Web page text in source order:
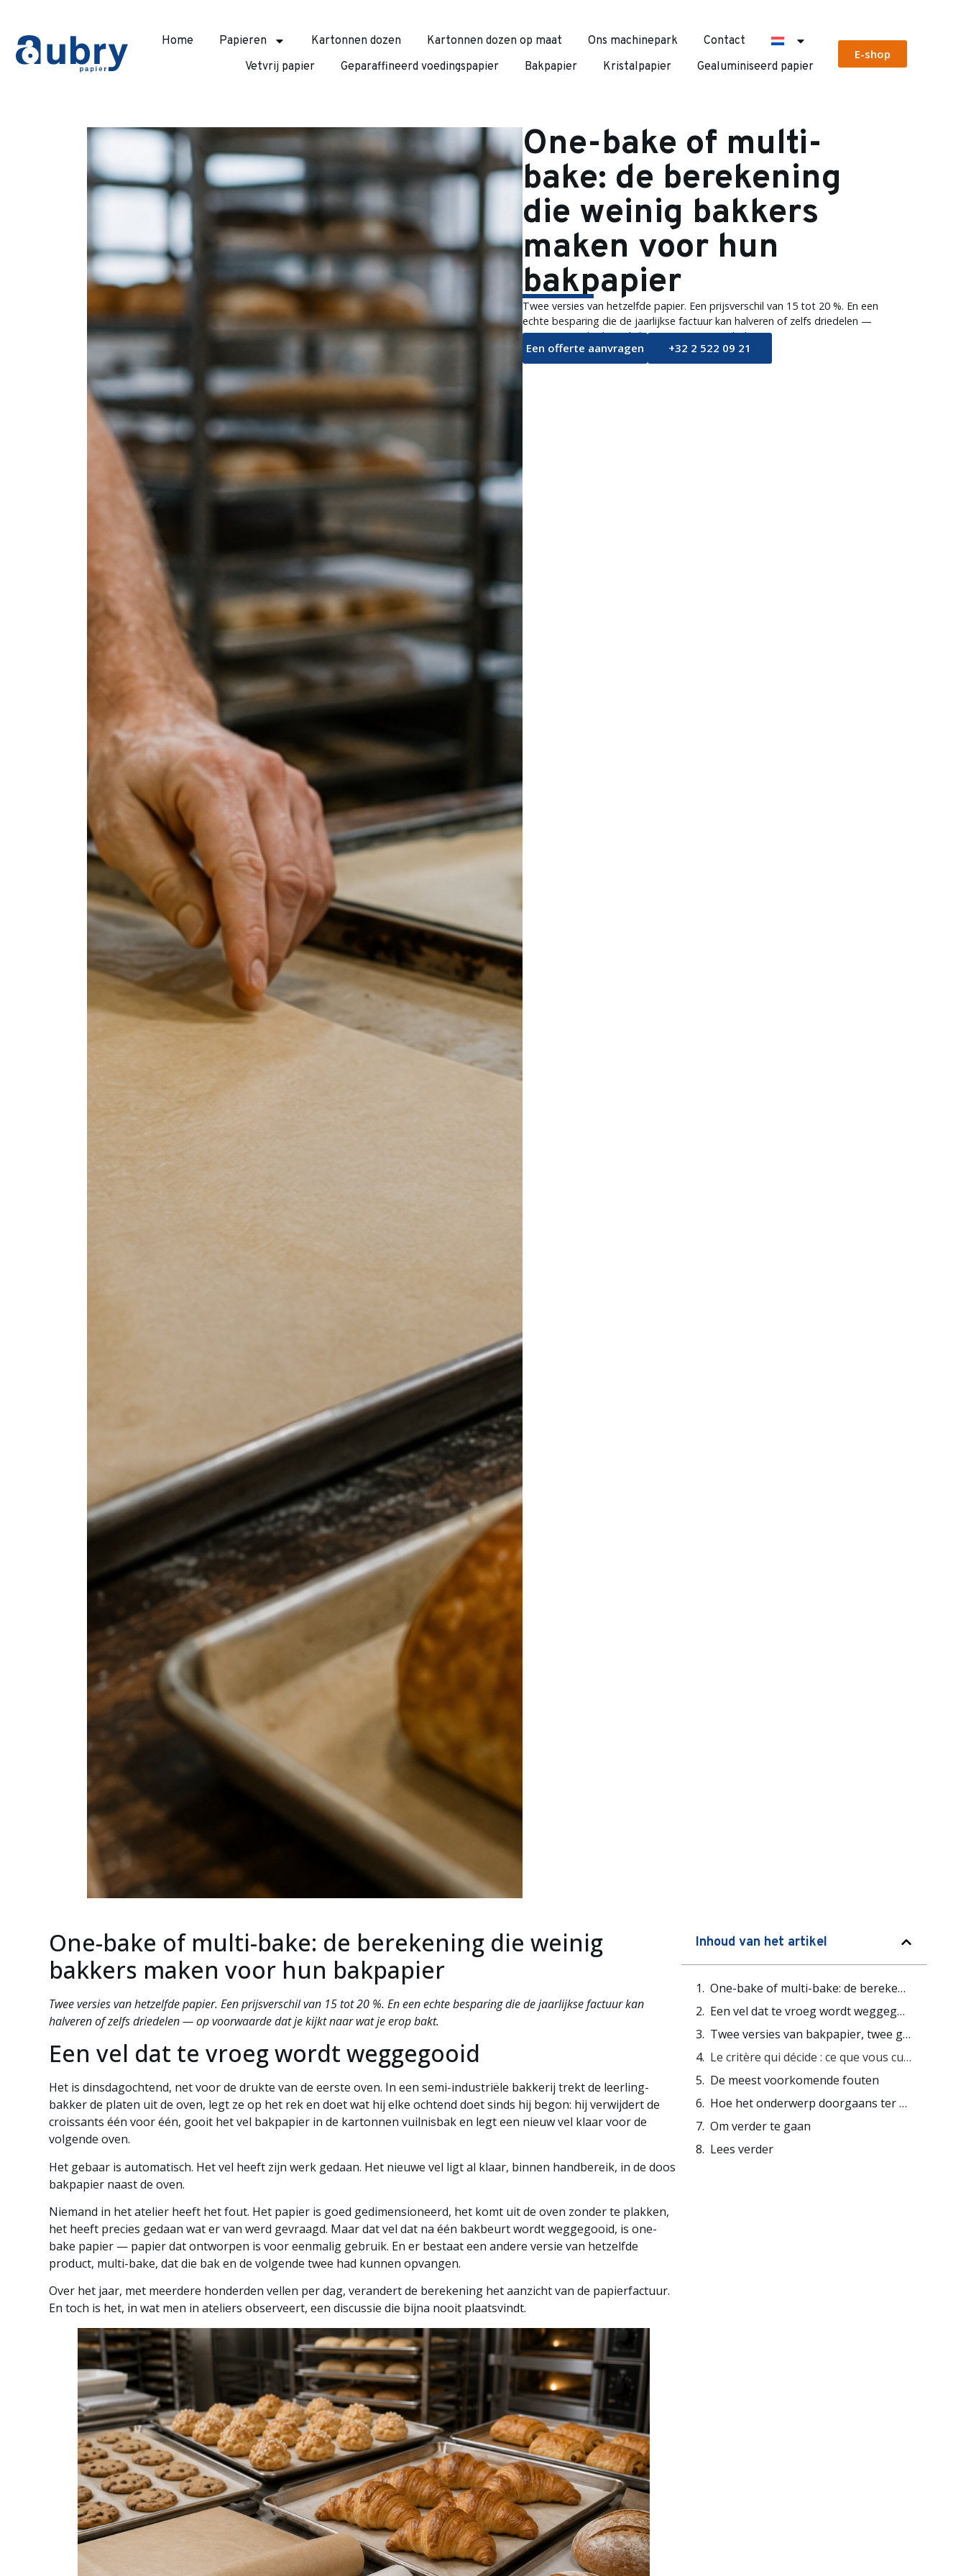
Home Papieren Kartonnen dozen Kartonnen dozen op maat Ons machinepark
Contact
Vetvrij papier
Geparaffineerd voedingspapier Bakpapier Kristalpapier Gealuminiseerd papier
E-shop
One-bake of multi-
bake: de berekening
die weinig bakkers
maken voor hun
bakpapier
Twee versies van hetzelfde papier. Een prijsverschil van 15 tot 20 %. En een
echte besparing die de jaarlijkse factuur kan halveren of zelfs driedelen —
op voorwaarde dat je kijkt naar wat je erop bakt.
Een offerte aanvragen +32 2 522 09 21
One-bake of multi-bake: de berekening die weinig
bakkers maken voor hun bakpapier
Twee versies van hetzelfde papier. Een prijsverschil van 15 tot 20 %. En een echte besparing die de jaarlijkse factuur kan
halveren of zelfs driedelen — op voorwaarde dat je kijkt naar wat je erop bakt.
Een vel dat te vroeg wordt weggegooid
Het is dinsdagochtend, net voor de drukte van de eerste oven. In een semi-industriële bakkerij trekt de leerling-
bakker de platen uit de oven, legt ze op het rek en doet wat hij elke ochtend doet sinds hij begon: hij verwijdert de
croissants één voor één, gooit het vel bakpapier in de kartonnen vuilnisbak en legt een nieuw vel klaar voor de
volgende oven.
Het gebaar is automatisch. Het vel heeft zijn werk gedaan. Het nieuwe vel ligt al klaar, binnen handbereik, in de doos
bakpapier naast de oven.
Niemand in het atelier heeft het fout. Het papier is goed gedimensioneerd, het komt uit de oven zonder te plakken,
het heeft precies gedaan wat er van werd gevraagd. Maar dat vel dat na één bakbeurt wordt weggegooid, is one-
bake papier — papier dat ontworpen is voor eenmalig gebruik. En er bestaat een andere versie van hetzelfde
product, multi-bake, dat die bak en de volgende twee had kunnen opvangen.
Over het jaar, met meerdere honderden vellen per dag, verandert de berekening het aanzicht van de papierfactuur.
En toch is het, in wat men in ateliers observeert, een discussie die bijna nooit plaatsvindt.
Inhoud van het artikel
One-bake of multi-bake: de berekening die weinig bakkers maken voor hun bakpapier
Een vel dat te vroeg wordt weggegooid
Twee versies van bakpapier, twee gebruikslogica’s
Le critère qui décide : ce que vous cuisez dessus
De meest voorkomende fouten
Hoe het onderwerp doorgaans ter sprake komt
Om verder te gaan
Lees verder